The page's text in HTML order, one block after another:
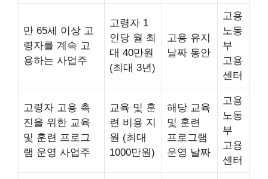
만 65세 이상 고
령자를 계속 고
용하는 사업주
고령자 1
인당 월 최
대 40만원
(최대 3년)
고용 유지
날짜 동안
고용
노동
부
고용
센터
고령자 고용 촉
진을 위한 교육
및 훈련 프로그
램 운영 사업주
교육 및 훈
련 비용 지
원 (최대
1000만원)
해당 교육
및 훈련
프로그램
운영 날짜
고용
노동
부
고용
센터